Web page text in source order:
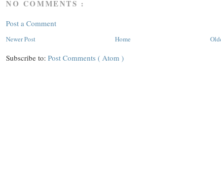
NO COMMENTS :
Post a Comment
Newer Post Home
Subscribe to: Post Comments ( Atom )